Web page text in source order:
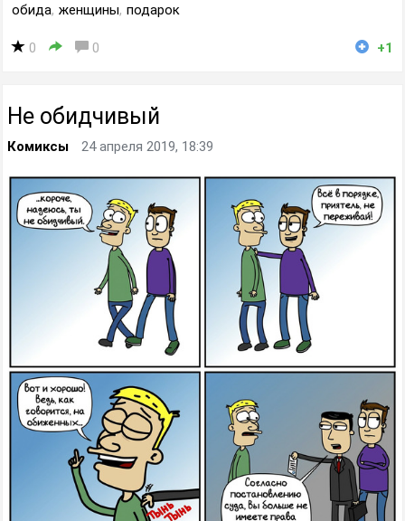
обида, женщины, подарок
0 0 +1
Не обидчивый
Комиксы 24 апреля 2019, 18:39